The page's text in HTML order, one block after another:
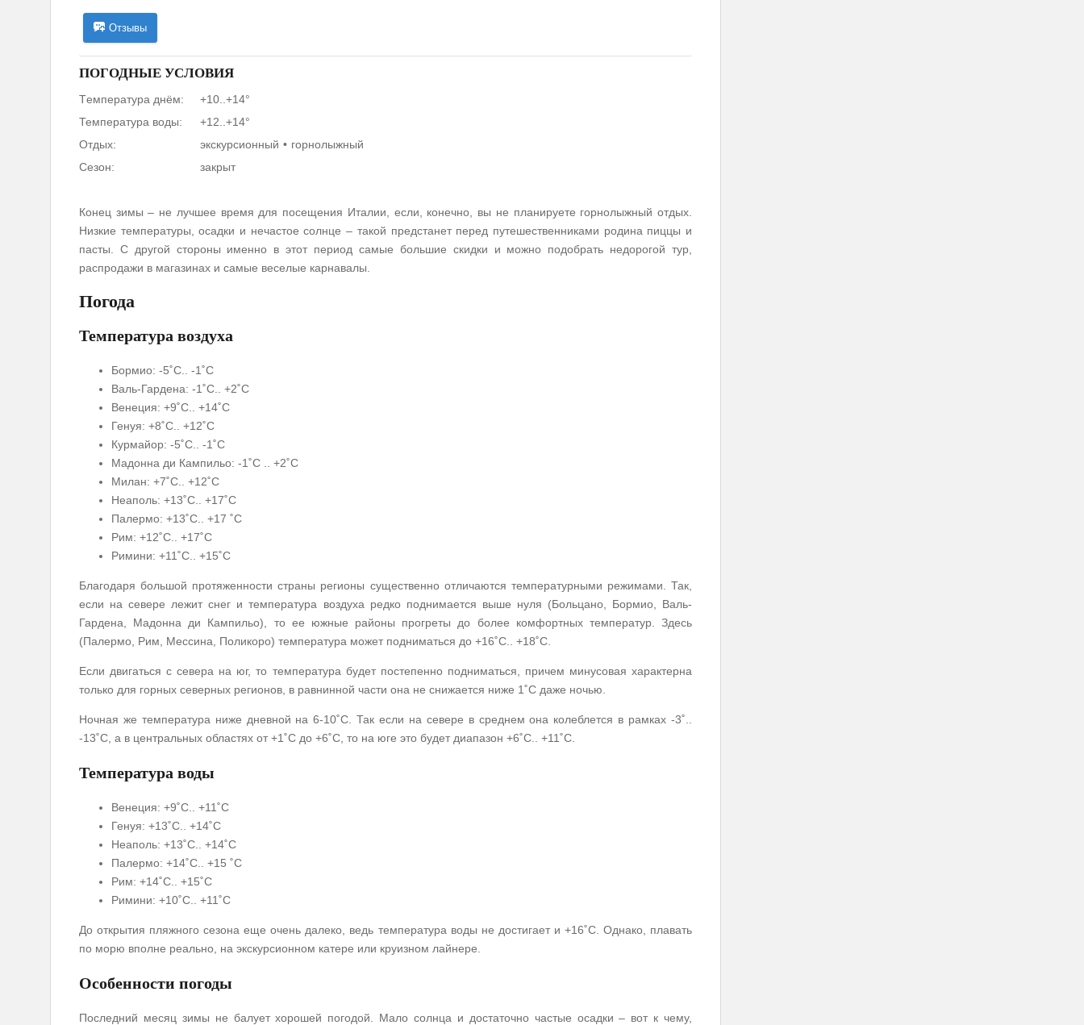
Отзывы
ПОГОДНЫЕ УСЛОВИЯ
Tемпература днём:
+10..+14°
Температура воды:
+12..+14°
Отдых:
экскурсионный
горнолыжный
Сезон:
закрыт
Конец зимы – не лучшее время для посещения Италии, если, конечно, вы не планируете горнолыжный отдых.
Низкие температуры, осадки и нечастое солнце – такой предстанет перед путешественниками родина пиццы и
пасты. С другой стороны именно в этот период самые большие скидки и можно подобрать недорогой тур,
распродажи в магазинах и самые веселые карнавалы.
Погода
Температура воздуха
Бормио: -5˚С.. -1˚С
Валь-Гардена: -1˚С.. +2˚С
Венеция: +9˚С.. +14˚С
Генуя: +8˚С.. +12˚С
Курмайор: -5˚С.. -1˚С
Мадонна ди Кампильо: -1˚С .. +2˚С
Милан: +7˚С.. +12˚С
Неаполь: +13˚С.. +17˚С
Палермо: +13˚С.. +17 ˚С
Рим: +12˚С.. +17˚С
Римини: +11˚С.. +15˚С
Благодаря большой протяженности страны регионы существенно отличаются температурными режимами. Так,
если на севере лежит снег и температура воздуха редко поднимается выше нуля (Больцано, Бормио, Валь-
Гардена, Мадонна ди Кампильо), то ее южные районы прогреты до более комфортных температур. Здесь
(Палермо, Рим, Мессина, Поликоро) температура может подниматься до +16˚С.. +18˚С.
Если двигаться с севера на юг, то температура будет постепенно подниматься, причем минусовая характерна
только для горных северных регионов, в равнинной части она не снижается ниже 1˚С даже ночью.
Ночная же температура ниже дневной на 6-10˚С. Так если на севере в среднем она колеблется в рамках -3˚..
-13˚С, а в центральных областях от +1˚С до +6˚С, то на юге это будет диапазон +6˚С.. +11˚С.
Температура воды
Венеция: +9˚С.. +11˚С
Генуя: +13˚С.. +14˚С
Неаполь: +13˚С.. +14˚С
Палермо: +14˚С.. +15 ˚С
Рим: +14˚С.. +15˚С
Римини: +10˚С.. +11˚С
До открытия пляжного сезона еще очень далеко, ведь температура воды не достигает и +16˚С. Однако, плавать
по морю вполне реально, на экскурсионном катере или круизном лайнере.
Особенности погоды
Последний месяц зимы не балует хорошей погодой. Мало солнца и достаточно частые осадки – вот к чему,